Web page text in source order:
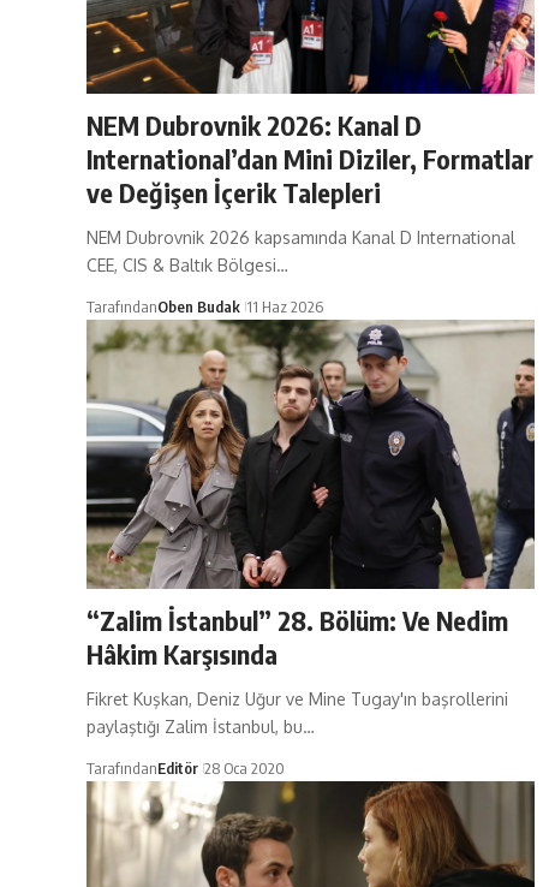
NEM Dubrovnik 2026: Kanal D
International’dan Mini Diziler, Formatlar
ve Değişen İçerik Talepleri
NEM Dubrovnik 2026 kapsamında Kanal D International
CEE, CIS & Baltık Bölgesi…
TarafındanOben Budak 11 Haz 2026
“Zalim İstanbul” 28. Bölüm: Ve Nedim
Hâkim Karşısında
Fikret Kuşkan, Deniz Uğur ve Mine Tugay'ın başrollerini
paylaştığı Zalim İstanbul, bu…
TarafındanEditör 28 Oca 2020